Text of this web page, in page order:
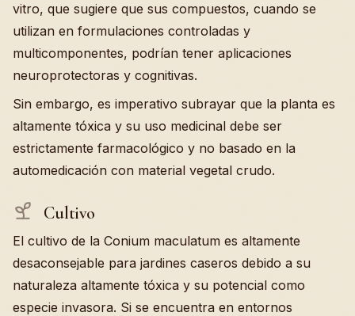
vitro, que sugiere que sus compuestos, cuando se
utilizan en formulaciones controladas y
multicomponentes, podrían tener aplicaciones
neuroprotectoras y cognitivas.
Sin embargo, es imperativo subrayar que la planta es
altamente tóxica y su uso medicinal debe ser
estrictamente farmacológico y no basado en la
automedicación con material vegetal crudo.
Cultivo
El cultivo de la Conium maculatum es altamente
desaconsejable para jardines caseros debido a su
naturaleza altamente tóxica y su potencial como
especie invasora. Si se encuentra en entornos